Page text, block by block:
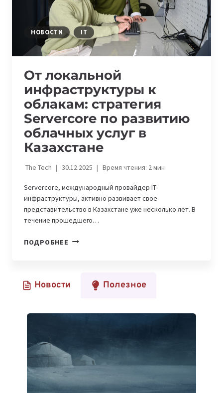
МИЛЛИОНЫ
НОВОСТИ IT
От локальной
инфраструктуры к
облакам: стратегия
Servercore по развитию
облачных услуг в
Казахстане
The Tech 30.12.2025 Время чтения: 2мин
Servercore, международный провайдер IT-
инфраструктуры, активно развивает свое
представительство в Казахстане уже несколько лет. В
течение прошедшего…
ПОДРОБНЕЕ ОТ
ОБЛАКАМ:
ПО
УСЛУГ
В
КАЗАХСТАНЕ
Новости Полезное